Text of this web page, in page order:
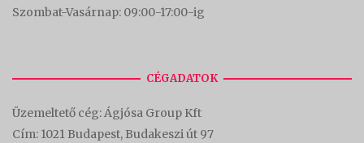
Szombat-Vasárnap: 09:00-17:00-ig
CÉGADATOK
Üzemeltető cég: Ágjósa Group Kft
Cím: 1021 Budapest, Budakeszi út 97